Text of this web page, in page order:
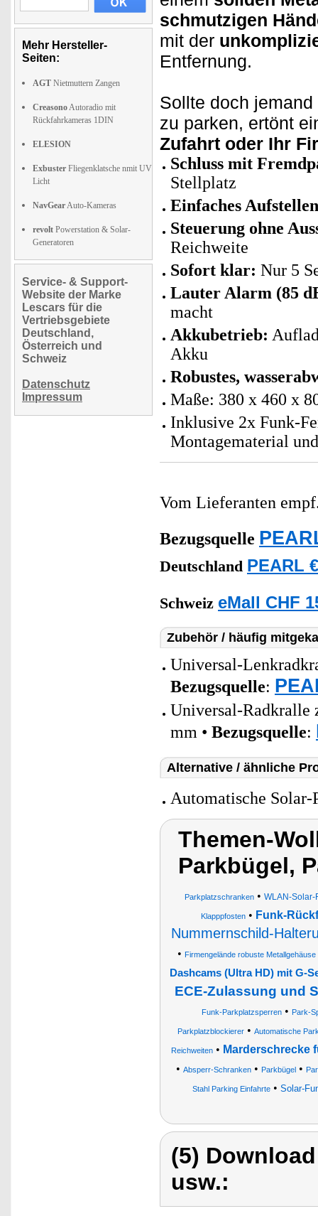
Mehr Hersteller-
Seiten:
AGT Nietmuttern Zangen
CreasonoAutoradio mit
Rückfahrkameras 1DIN
ELESION
Exbuster Fliegenklatsche nmit UV
Licht
NavGearAuto-Kameras
revolt Powerstation & Solar-
Generatoren
Service- & Support-
Website der Marke
Lescars für die
Vertriebsgebiete
Deutschland,
Österreich und
Schweiz
Datenschutz
Impressum
schmutzigen
mit der
Entfernung.
Sollte doch
zu parken, ertönt
Zufahrt oder Ihr
Schluss mit
Stellplatz
Einfaches
Steuerung ohne
Reichweite
Sofort klar: Nur 5
Lauter Alarm (85
macht
Akkubetrieb:
Akku
Robustes,
Maße: 380 x 460 x
Inklusive 2x Funk-
Montagematerial
Vom Lieferanten
Bezugsquelle
Deutschland PEARL
Schweiz eMall CHF
Zubehör / häufig
Universal-
Bezugsquelle:
Universal-Radkralle
mm • Bezugsquelle:
Alternative / ähnliche
Automatische
Themen-
Parkbügel,
Parkplatzschranken • WLAN-Solar-
Klapppfosten• Funk-
Nummernschild-
• Firmengelände robuste
Dashcams (Ultra HD) mit G-
ECE-Zulassung und
Funk-Parkplatzsperren • Park-
Parkplatzblockierer • Automatische
Reichweiten• Marderschrecke
• Absperr-Schranken• Parkbügel•
Stahl Parking Einfahrte • Solar-
(5)
usw.: